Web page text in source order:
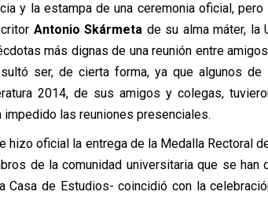
y la estampa de una ceremonia oficial,
Antonio Skármeta de su alma máter, la
más dignas de una reunión entre
ser, de cierta forma, ya que algunos
2014, de sus amigos y colegas,
impedido las reuniones presenciales.
hizo oficial la entrega de la Medalla Rectoral
de la comunidad universitaria que se
Casa de Estudios- coincidió con la